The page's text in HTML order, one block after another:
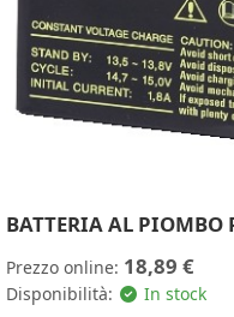
BATTERIA AL PIOMBO
Prezzo online: 18,89 €
Disponibilità: In stock